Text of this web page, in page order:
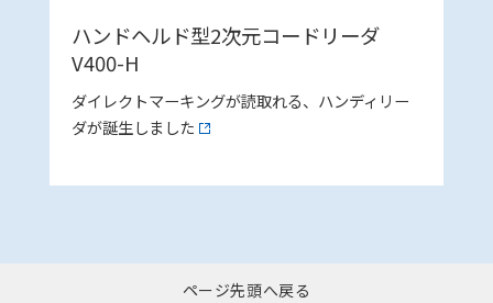
ハンドヘルド型2次元コードリーダ
V400-H
ダイレクトマーキングが読取れる、ハンディリー
ダが誕生しました
ページ先頭へ戻る